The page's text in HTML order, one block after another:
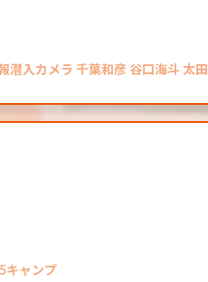
潜入カメラ 千葉和彦 谷口海斗 太
キャンプ